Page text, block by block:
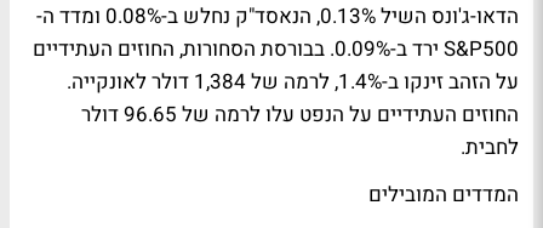
הדאו-ג'ונס השיל 0.13%, הנאסד"ק נחלש ב-0.08% ומדד ה-
S&P500 ירד ב-0.09%. בבורסת הסחורות, החוזים העתידיים
על הזהב זינקו ב-1.4%, לרמה של 1,384 דולר לאונקייה.
החוזים העתידיים על הנפט עלו לרמה של 96.65 דולר
לחבית.
המדדים המובילים